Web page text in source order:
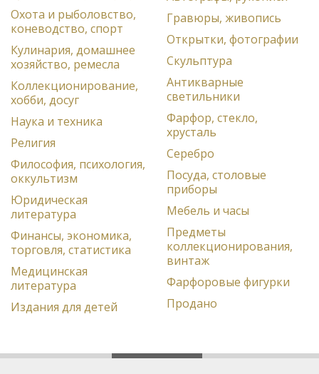
Охота и рыболовство,
коневодство, спорт
Кулинария, домашнее
хозяйство, ремесла
Коллекционирование,
хобби, досуг
Наука и техника
Религия
Философия, психология,
оккультизм
Юридическая
литература
Финансы, экономика,
торговля, статистика
Медицинская
литература
Издания для детей
Гравюры, живопись
Открытки, фотографии
Скульптура
Антикварные
светильники
Фарфор, стекло,
хрусталь
Серебро
Посуда, столовые
приборы
Мебель и часы
Предметы
коллекционирования,
винтаж
Фарфоровые фигурки
Продано